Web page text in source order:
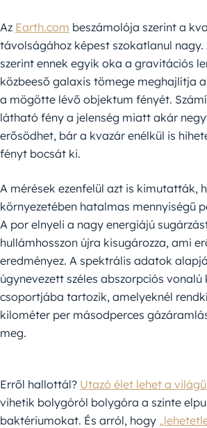
Az Earth.com beszámolója szerint a
távolságához képest szokatlanul nagy.
szerint ennek egyik oka a gravitációs
közbeeső galaxis tömege meghajlítja
a mögötte lévő objektum fényét.
látható fény a jelenség miatt akár
erősödhet, bár a kvazár enélkül is
fényt bocsát ki.
A mérések ezenfelül azt is kimutatták,
környezetében hatalmas mennyiségű
A por elnyeli a nagy energiájú
hullámhosszon újra kisugározza, ami
eredményez. A spektrális adatok
úgynevezett széles abszorpciós vonalú
csoportjába tartozik, amelyeknél
kilométer per másodperces
meg.
Erről hallottál? Utazó élet lehet a
vihetik bolygóról bolygóra a szinte
baktériumokat. És arról, hogy